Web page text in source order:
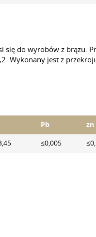
do wyrobów z brązu.
Wykonany jest z
Pb zn
≤0,005